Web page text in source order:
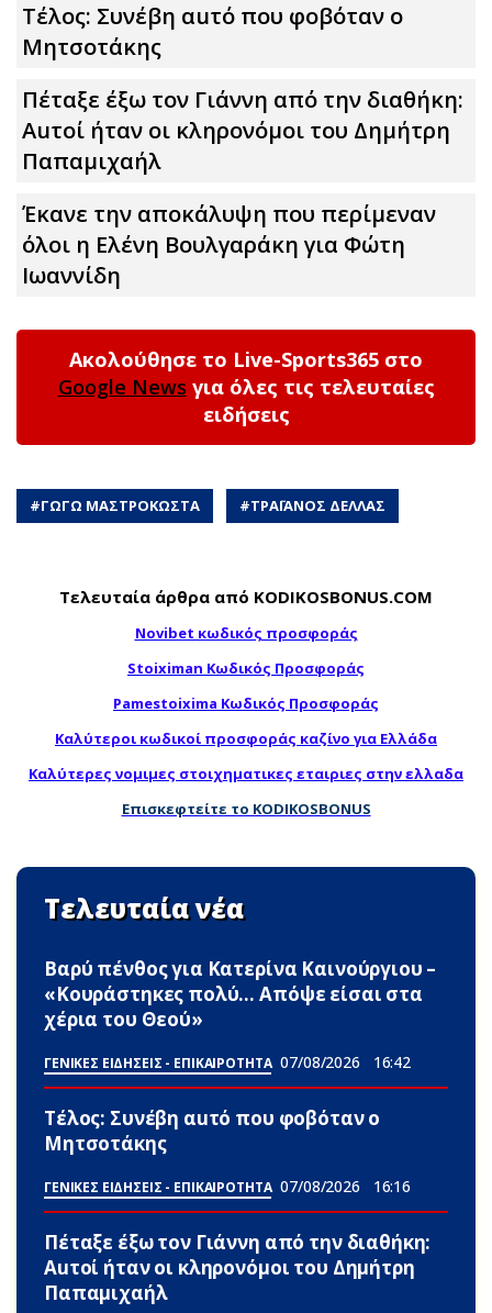
Τέλος: Συνέβη αuτό που φοβόταν ο
Μητσοτάκης
Πέταξε έξω τον Γιάννη από την διαθήκη:
Αuτοί ήταν οι κληρονόμοι του Δημήτρη
Παπαμιχαήλ
Έκανε την αποκάλυψη που περίμεναν
όλοι η Ελένη Βουλγαράκη για Φώτη
Ιωαννίδη
Ακολούθησε το Live-Sports365 στο
Google News για όλες τις τελευταίες
ειδήσεις
#ΓΩΓΩ ΜΑΣΤΡΟΚΩΣΤΑ #ΤΡΑΪΑΝΟΣ ΔΕΛΛΑΣ
Τελευταία άρθρα από KODIKOSBONUS.COM
Novibet κωδικός προσφοράς
Stoiximan Κωδικός Προσφοράς
Pamestoixima Κωδικός Προσφοράς
Καλύτεροι κωδικοί προσφοράς καζίνο για Ελλάδα
Καλύτερες νομιμες στοιχηματικες εταιριες στην ελλαδα
Επισκεφτείτε το KODIKOSBONUS
Τελευταία νέα
Βαρύ πένθος για Κατερίνα Καινούργιου –
«Κουράστηκες πολύ… Απόψε είσαι στα
χέρια του Θεού»
ΓΕΝΙΚΕΣ ΕΙΔΗΣΕΙΣ - ΕΠΙΚΑΙΡΟΤΗΤΑ 07/08/2026 16:42
Τέλος: Συνέβη αuτό που φοβόταν ο
Μητσοτάκης
ΓΕΝΙΚΕΣ ΕΙΔΗΣΕΙΣ - ΕΠΙΚΑΙΡΟΤΗΤΑ 07/08/2026 16:16
Πέταξε έξω τον Γιάννη από την διαθήκη:
Αuτοί ήταν οι κληρονόμοι του Δημήτρη
Παπαμιχαήλ